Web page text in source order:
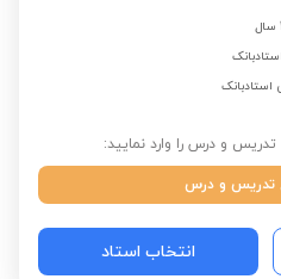
استادبانک
و درس را وارد نمایید:
تدریس و درس
انتخاب استاد